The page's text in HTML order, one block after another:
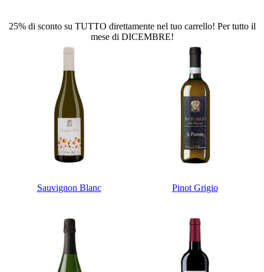
25% di sconto su TUTTO direttamente nel tuo carrello! Per tutto il
mese di DICEMBRE!
Sauvignon Blanc Pinot Grigio